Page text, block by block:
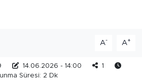
A- A+
14.06.2026 - 14:00
1
Süresi: 2 Dk